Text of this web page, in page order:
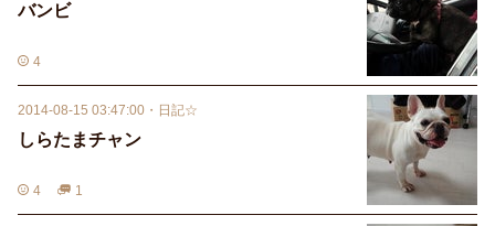
バンビ
4
2014-08-15 03:47:00 ・ 日記☆
しらたまチャン
4 1